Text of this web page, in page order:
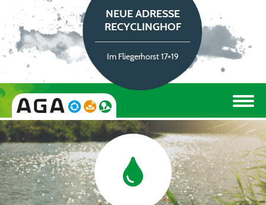
NEUE ADRESSE
RECYCLINGHOF
Im Fliegerhorst 17+19